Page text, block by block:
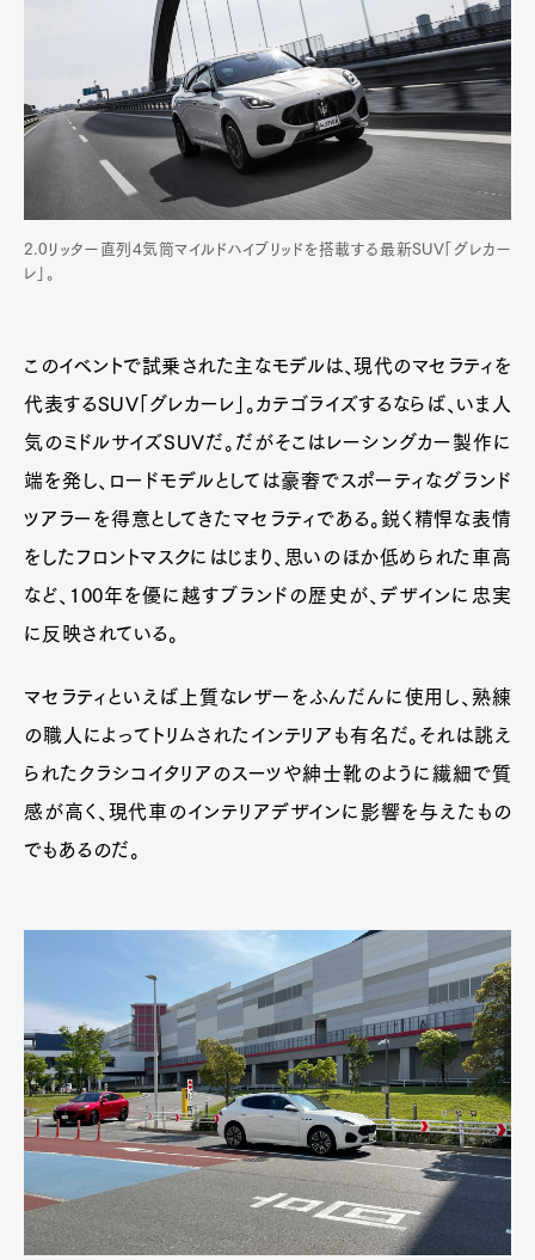
Art&DesignWatch
Fashion
Gourmet
Cars
Product Culture Lifestyle
Contact
Pen Meet
Pen international Pen tw
2.0リッター直列4気筒マイルドハイブリッドを搭載する最新SUV「グレカー
レ」。
このイベントで試乗された主なモデルは、現代のマセラティを
代表するSUV「グレカーレ」。カテゴライズするならば、いま人
気のミドルサイズSUVだ。だがそこはレーシングカー製作に
端を発し、ロードモデルとしては豪奢でスポーティなグランド
ツアラーを得意としてきたマセラティである。鋭く精悍な表情
をしたフロントマスクにはじまり、思いのほか低められた車高
など、100年を優に越すブランドの歴史が、デザインに忠実
に反映されている。
マセラティといえば上質なレザーをふんだんに使用し、熟練
の職人によってトリムされたインテリアも有名だ。それは誂え
られたクラシコイタリアのスーツや紳士靴のように繊細で質
感が高く、現代車のインテリアデザインに影響を与えたもの
でもあるのだ。